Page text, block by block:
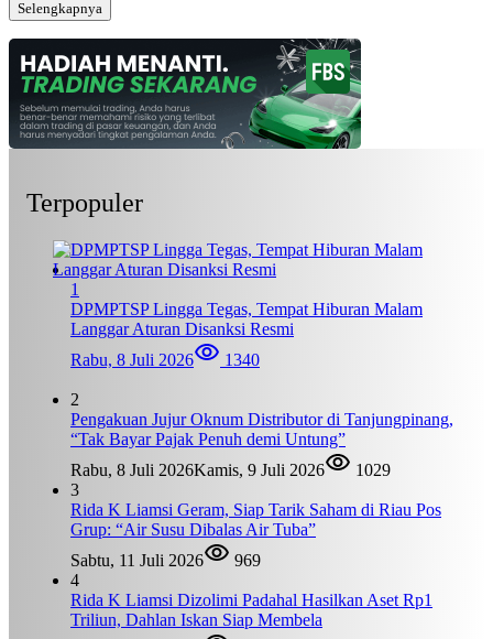
Selengkapnya
Terpopuler
1
DPMPTSP Lingga Tegas, Tempat Hiburan Malam
Langgar Aturan Disanksi Resmi
Rabu, 8 Juli 2026
1340
2
Pengakuan Jujur Oknum Distributor di Tanjungpinang,
“Tak Bayar Pajak Penuh demi Untung”
Rabu, 8 Juli 2026Kamis, 9 Juli 2026
1029
3
Rida K Liamsi Geram, Siap Tarik Saham di Riau Pos
Grup: “Air Susu Dibalas Air Tuba”
Sabtu, 11 Juli 2026
969
4
Rida K Liamsi Dizolimi Padahal Hasilkan Aset Rp1
Triliun, Dahlan Iskan Siap Membela